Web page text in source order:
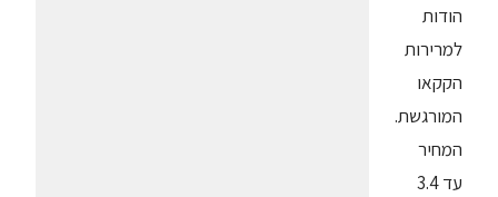
הודות
למרירות
הקקאו
המורגשת.
המחיר
עד 3.4